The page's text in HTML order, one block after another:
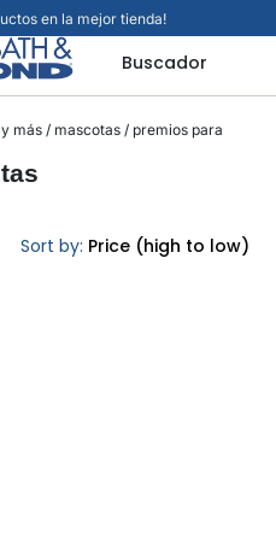
en la mejor tienda!
Buscador
más / mascotas / premios para
Sort by: Price (high to low)